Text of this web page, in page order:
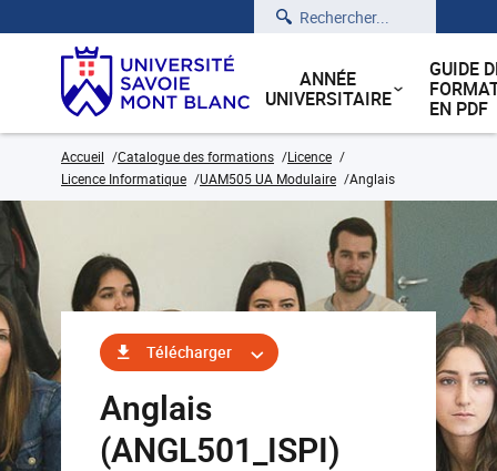
Rechercher
ANNÉE
UNIVERSITAIRE
GUIDE
EN PDF
Accueil Catalogue des formations
Licence
Licence Informatique
UAM505 UA Modulaire Anglais
Télécharger
Anglais
(ANGL501_ISPI)